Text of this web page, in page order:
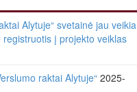
Alytuje“ svetainė jau veikia
registruotis į projekto veiklas
raktai Alytuje“ 2025-